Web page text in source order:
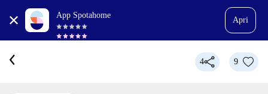
App Spotahome
Apri
4 9